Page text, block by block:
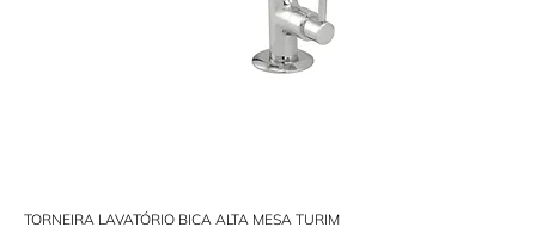
TORNEIRA LAVATÓRIO BICA ALTA MESA TURIM